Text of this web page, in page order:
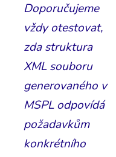
Doporučujeme
vždy otestovat,
zda struktura
XML souboru
generovaného v
MSPL odpovídá
požadavkům
konkrétního